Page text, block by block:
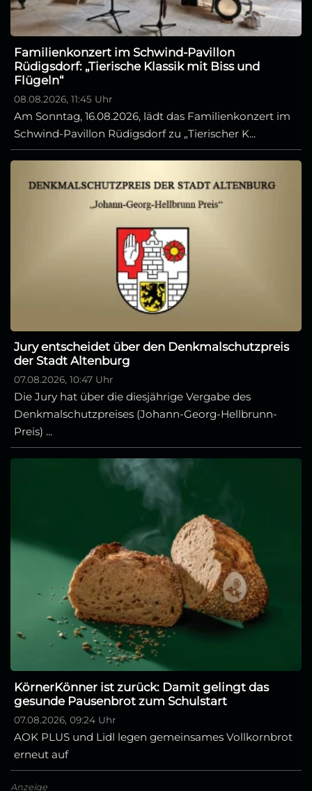
Familienkonzert im Schwind-Pavillon
Rüdigsdorf: „Tierische Klassik mit Biss und
Flügeln“
08.08.2026, 11:45 Uhr
Am Sonntag, 16.08.2026, lädt das Familienkonzert im
Schwind-Pavillon Rüdigsdorf zu „Tierischer K...
Jury entscheidet über den Denkmalschutzpreis
der Stadt Altenburg
07.08.2026, 10:47 Uhr
Die Jury hat über die diesjährige Vergabe des
Denkmalschutzpreises (Johann-Georg-Hellbrunn-
Preis) ...
KörnerKönner ist zurück: Damit gelingt das
gesunde Pausenbrot zum Schulstart
07.08.2026, 09:24 Uhr
AOK PLUS und Lidl legen gemeinsames Vollkornbrot
erneut auf
Anzeige